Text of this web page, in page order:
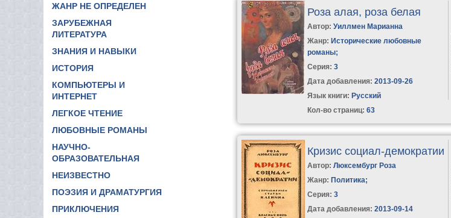
ЖАНР НЕ ОПРЕДЕЛЕН
ЗАРУБЕЖНАЯ
ЛИТЕРАТУРА
ЗНАНИЯ И НАВЫКИ
ИСТОРИЯ
КОМПЬЮТЕРЫ И
ИНТЕРНЕТ
ЛЕГКОЕ ЧТЕНИЕ
ЛЮБОВНЫЕ РОМАНЫ
НАУЧНО-
ОБРАЗОВАТЕЛЬНАЯ
НЕИЗВЕСТНО
ПОЭЗИЯ И ДРАМАТУРГИЯ
ПРИКЛЮЧЕНИЯ
Роза алая, роза белая
Автор:Уиллмен Марианна
Жанр: Исторические любовные
романы;
Серия:3
Дата добавления: 2013-09-26
Язык книги: Русский
Кол-во страниц: 63
Кризис социал-демократии
Автор:Люксембург Роза
Жанр: Политика;
Серия:3
Дата добавления: 2013-09-14